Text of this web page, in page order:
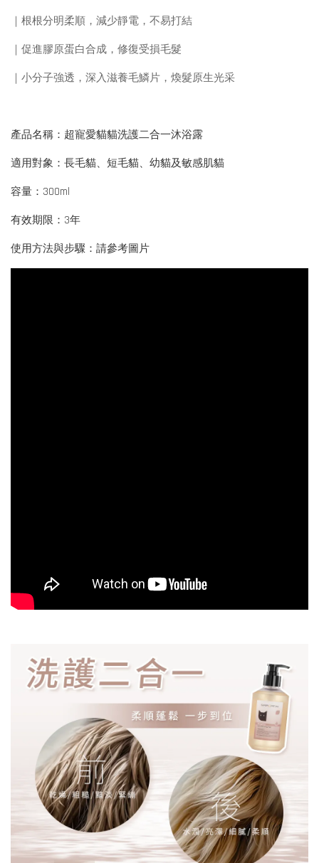
｜根根分明柔順，減少靜電，不易打結
｜促進膠原蛋白合成，修復受損毛髮
｜小分子強透，深入滋養毛鱗片，煥髮原生光采
產品名稱：超寵愛貓貓洗護二合一沐浴露
適用對象：長毛貓、短毛貓、幼貓及敏感肌貓
容量：300ml
有效期限：3年
使用方法與步驟：請參考圖片